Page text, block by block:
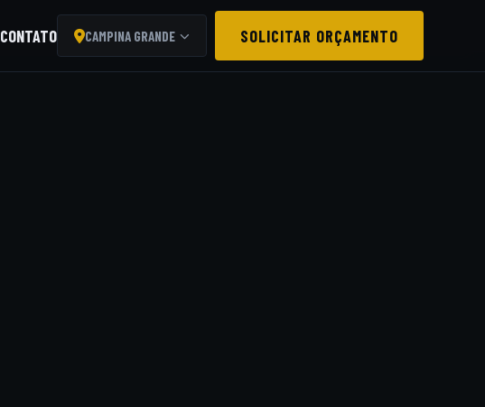
CONTATO CAMPINA GRANDE SOLICITAR ORÇAMENTO